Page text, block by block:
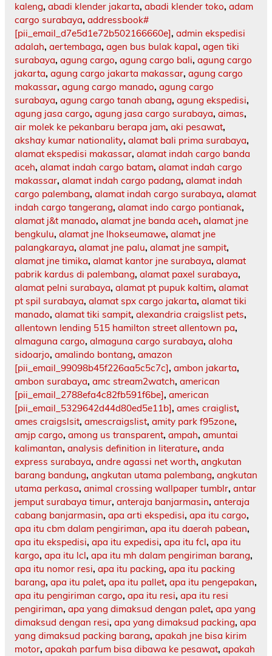
kaleng, abadi klender jakarta, abadi klender toko, adam
cargo surabaya, addressbook#
[pii_email_d7e5d1e72b502166660e], admin ekspedisi
adalah, aertembaga, agen bus bulak kapal, agen tiki
surabaya, agung cargo, agung cargo bali, agung cargo
jakarta, agung cargo jakarta makassar, agung cargo
makassar, agung cargo manado, agung cargo
surabaya, agung cargo tanah abang, agung ekspedisi,
agung jasa cargo, agung jasa cargo surabaya, aimas,
air molek ke pekanbaru berapa jam, aki pesawat,
akshay kumar nationality, alamat bali prima surabaya,
alamat ekspedisi makassar, alamat indah cargo banda
aceh, alamat indah cargo batam, alamat indah cargo
makassar, alamat indah cargo padang, alamat indah
cargo palembang, alamat indah cargo surabaya, alamat
indah cargo tangerang, alamat indo cargo pontianak,
alamat j&t manado, alamat jne banda aceh, alamat jne
bengkulu, alamat jne lhokseumawe, alamat jne
palangkaraya, alamat jne palu, alamat jne sampit,
alamat jne timika, alamat kantor jne surabaya, alamat
pabrik kardus di palembang, alamat paxel surabaya,
alamat pelni surabaya, alamat pt pupuk kaltim, alamat
pt spil surabaya, alamat spx cargo jakarta, alamat tiki
manado, alamat tiki sampit, alexandria craigslist pets,
allentown lending 515 hamilton street allentown pa,
almaguna cargo, almaguna cargo surabaya, aloha
sidoarjo, amalindo bontang, amazon
[pii_email_99098b45f226aa5c5c7c], ambon jakarta,
ambon surabaya, amc stream2watch, american
[pii_email_2788efa4c82fb591f6be], american
[pii_email_5329642d44d80ed5e11b], ames craiglist,
ames craigslsit, amescraigslist, amity park f95zone,
amjp cargo, among us transparent, ampah, amuntai
kalimantan, analysis definition in literature, anda
express surabaya, andre agassi net worth, angkutan
barang bandung, angkutan utama palembang, angkutan
utama perkasa, animal crossing wallpaper tumblr, antar
jemput surabaya timur, anteraja banjarmasin, anteraja
cabang banjarmasin, apa arti ekspedisi, apa itu cargo,
apa itu cbm dalam pengiriman, apa itu daerah pabean,
apa itu ekspedisi, apa itu expedisi, apa itu fcl, apa itu
kargo, apa itu lcl, apa itu mh dalam pengiriman barang,
apa itu nomor resi, apa itu packing, apa itu packing
barang, apa itu palet, apa itu pallet, apa itu pengepakan,
apa itu pengiriman cargo, apa itu resi, apa itu resi
pengiriman, apa yang dimaksud dengan palet, apa yang
dimaksud dengan resi, apa yang dimaksud packing, apa
yang dimaksud packing barang, apakah jne bisa kirim
motor, apakah parfum bisa dibawa ke pesawat, apakah